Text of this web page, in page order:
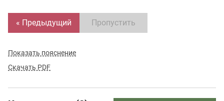
« Предыдущий Пропустить
Показать пояснение
Скачать PDF